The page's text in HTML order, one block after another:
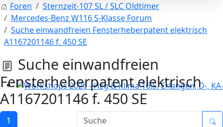
Workshops 2026 - Hzg & Klima 16.5. Erlangen, D-, KA-
Foren
Sternzeit-107 SL / SLC Oldtimer
Mercedes-Benz W116 S-Klasse Forum
Suche einwandfreien Fensterheberpatent elektrisch
A1167201146 f. 450 SE
Suche einwandfreien
Fensterheberpatent elektrisch
A1167201146 f. 450 SE
1